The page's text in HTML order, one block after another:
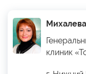
клиник